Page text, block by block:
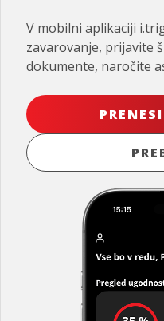
V mobilni aplikaciji
zavarovanje, prijavite
dokumente, naročite